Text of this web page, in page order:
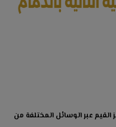
القيم عبر الوسائل المختلفة من